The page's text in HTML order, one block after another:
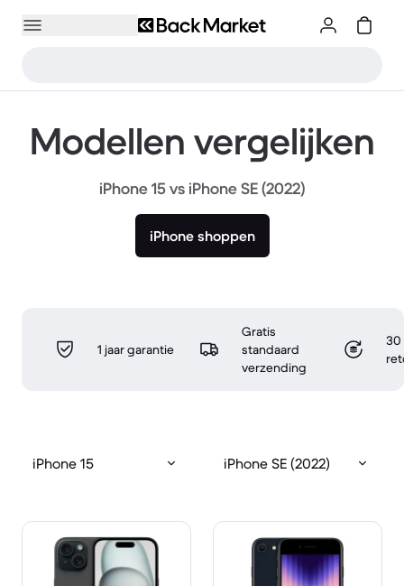
Modellen vergelijken
iPhone 15 vs iPhone SE (2022)
iPhone shoppen
1 jaar garantie
Gratis
standaard
verzending
30
iPhone 15 iPhone SE (2022)